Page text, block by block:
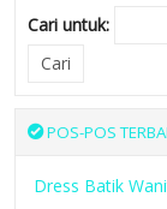
Cari untuk:
POS-POS
Dress Batik